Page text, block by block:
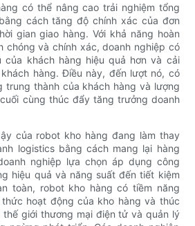
có thể nâng cao trải nghiệm tổng
cách tăng độ chính xác của đơn
gian giao hàng. Với khả năng hoàn
chóng và chính xác, doanh nghiệp có
khách hàng hiệu quả hơn và cải
hàng. Điều này, đến lượt nó, có
trung thành của khách hàng và lượng
cùng thúc đẩy tăng trưởng doanh
của robot kho hàng đang làm thay
logistics bằng cách mang lại hàng
nghiệp lựa chọn áp dụng công
hiệu quả và năng suất đến tiết kiệm
toàn, robot kho hàng có tiềm năng
hoạt động của kho hàng và thúc
giới thương mại điện tử và quản lý